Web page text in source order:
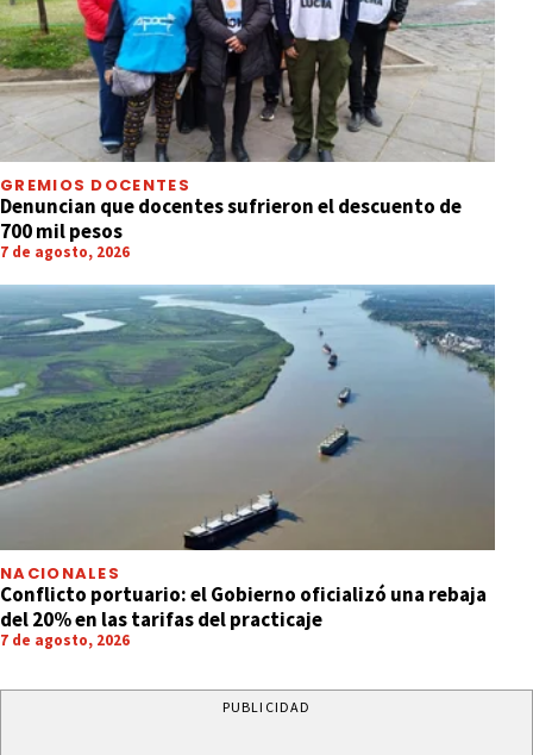
GREMIOS DOCENTES
Denuncian que docentes sufrieron el descuento de
700 mil pesos
7 de agosto, 2026
NACIONALES
Conflicto portuario: el Gobierno oficializó una rebaja
del 20% en las tarifas del practicaje
7 de agosto, 2026
PUBLICIDAD